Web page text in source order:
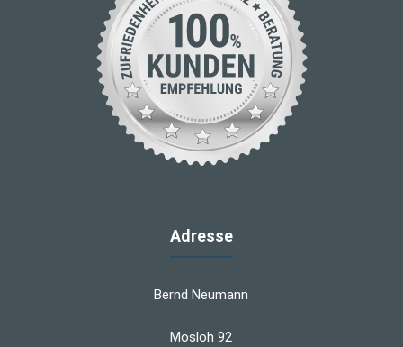
Adresse
Bernd Neumann
Mosloh 92